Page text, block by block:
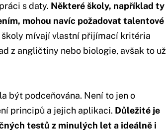
s daty. Některé školy, například ty
mohou navíc požadovat talentové
mívají vlastní přijímací kritéria
z angličtiny nebo biologie, avšak to už
být podceňována. Není to jen o
principů a jejich aplikaci. Důležité je
testů z minulých let a ideálně i